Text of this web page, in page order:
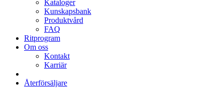
Kataloger
Kunskapsbank
Produktvård
FAQ
Ritprogram
Om oss
Kontakt
Karriär
Återförsäljare